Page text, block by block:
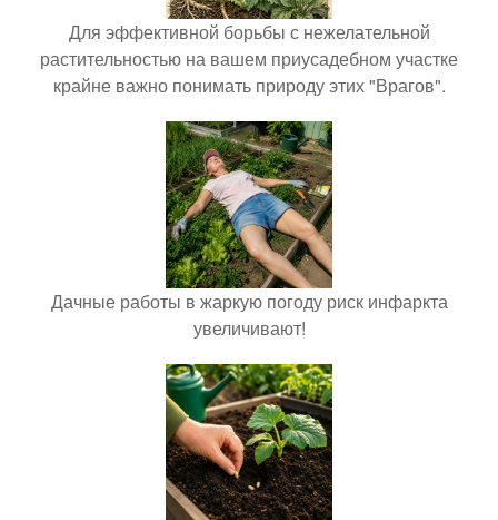
Для эффективной борьбы с нежелательной
растительностью на вашем приусадебном участке
крайне важно понимать природу этих "Врагов".
Дачные работы в жаркую погоду риск инфаркта
увеличивают!